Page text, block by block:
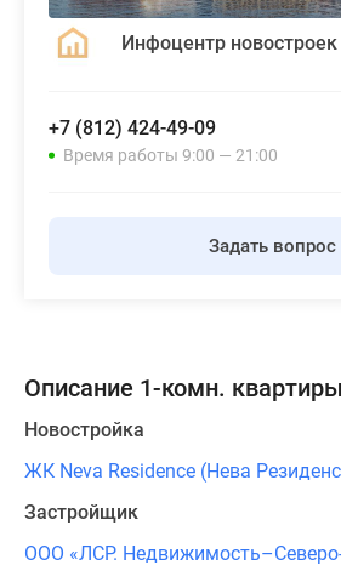
Инфоцентр новостроек
+7 (812) 424-49-09
Время работы 9:00 — 21:00
Задать вопрос
Описание 1-комн. квартиры
Новостройка
ЖК Neva Residence (Нева
Застройщик
ООО «ЛСР.